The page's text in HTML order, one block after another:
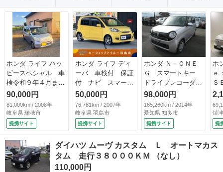
ホンダ ライフ ハッ
ピースペシャル 車
検令和９年４月ま
で・スマートキー・
エアコン・パワーウ
ィンドウ・パワーミ
ラー （検9.4）
90,000円
81,000km / 2008年
岐阜県 瑞穂市
提携サイト
ホンダ ライフ ディ
ーバ 車検付 保証
付 ナビ スマート
キー 電動格納ミラ
ー ４ＡＴ 盗難防
止システム ＡＢ
Ｓ ＣＤ アルミホ
イール 衝突安全ボ
ディ エアコン パ
ワーステアリング
パワーウィンドウ
（車検整備付）
50,000円
76,781km / 2007年
岐阜県 羽島市
提携サイト
ホンダ Ｎ－ＯＮＥ
Ｇ スマートキー
ドライブレコーダ
ー 衝突安全ボデ
ィ 横滑り防止装
置 ベンチシート
プライバシーガラ
ス アイドリングス
付）
98,000円
165,260km / 2014年
愛知県 知多市
提携サイト
ホ
Ｓ
長
ー
Ｔ
Ｔ
レ
シ
焼
提
ダイハツ ムーヴ カスタム Ｌ オートマカス
タム 走行３８０００ＫＭ （なし）
110,000円